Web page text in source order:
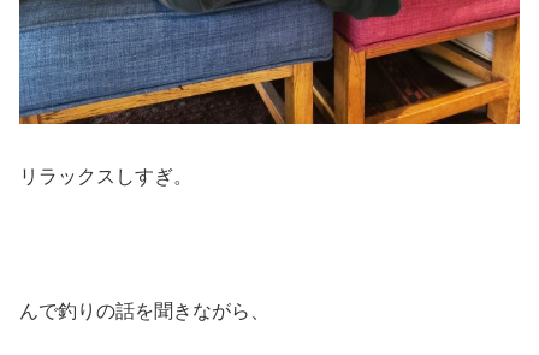
リラックスしすぎ。
んで釣りの話を聞きながら、